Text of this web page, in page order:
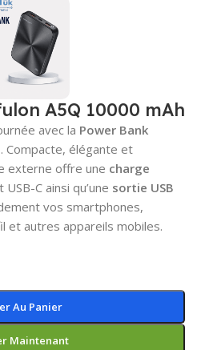
A5Q 10000 mAh
avec la Power Bank
. Compacte, élégante et
externe offre une charge
C ainsi qu’une sortie USB
vos smartphones,
et autres appareils mobiles.
Au Panier
Maintenant